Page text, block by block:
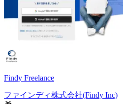
Findy Freelance
ファインディ株式会社(Findy Inc)